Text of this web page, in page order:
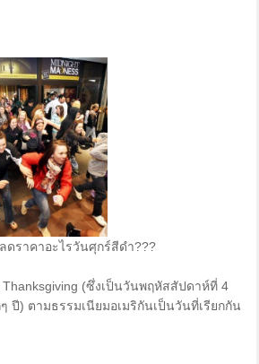
ดราคาอะไรวันศุกร์สีดำ???
(ซึ่งเป็นวันพฤหัสสัปดาห์ที่ 4
ปี) ตามธรรมเนียมอเมริกันเป็นวันที่เรียกกัน